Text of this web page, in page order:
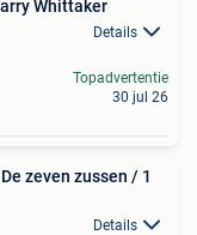
Whittaker
Details
Topadvertentie
30 jul 26
zeven zussen / 1
Details